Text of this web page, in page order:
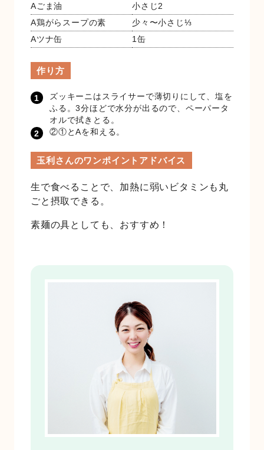
Aごま油
小さじ2
A鶏がらスープの素
少々〜小さじ⅓
Aツナ缶
1缶
作り方
ズッキーニはスライサーで薄切りにして、塩を
ふる。3分ほどで水分が出るので、ペーパータ
オルで拭きとる。
②①とAを和える。
玉利さんのワンポイントアドバイス
生で食べることで、加熱に弱いビタミンも丸
ごと摂取できる。
素麺の具としても、おすすめ！